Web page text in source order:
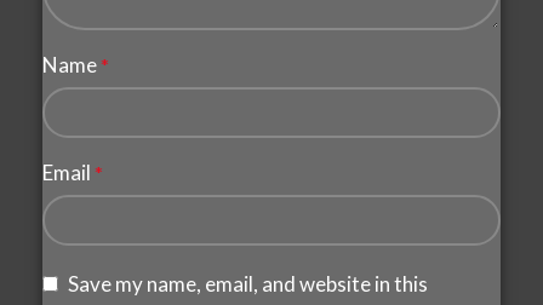
Name *
Email *
Save my name, email, and website in this